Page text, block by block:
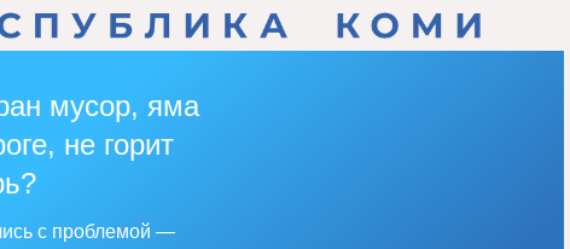
мусор, яма
не горит
с проблемой —